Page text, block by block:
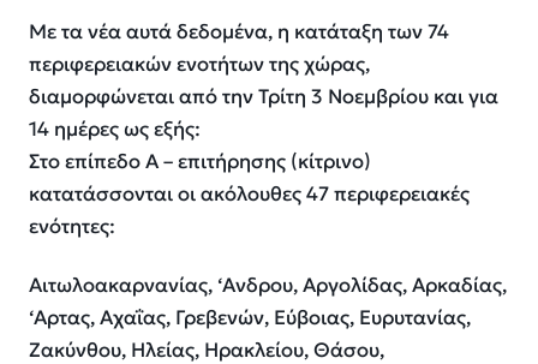
Με τα νέα αυτά δεδομένα, η κατάταξη των 74
περιφερειακών ενοτήτων της χώρας,
διαμορφώνεται από την Τρίτη 3 Νοεμβρίου και για
14 ημέρες ως εξής:
Στο επίπεδο Α – επιτήρησης (κίτρινο)
κατατάσσονται οι ακόλουθες 47 περιφερειακές
ενότητες:
Αιτωλοακαρνανίας, ‘Ανδρου, Αργολίδας, Αρκαδίας,
‘Αρτας, Αχαΐας, Γρεβενών, Εύβοιας, Ευρυτανίας,
Ζακύνθου, Ηλείας, Ηρακλείου, Θάσου,